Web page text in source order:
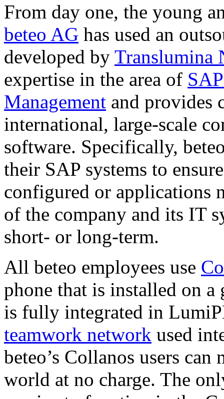
From day one, the young
beteo AG has used an
developed by Translumina
expertise in the area of
Management and provides
international, large-scale
software. Specifically,
their SAP systems to
configured or applications
of the company and its IT
short- or long-term.
All beteo employees use
phone that is installed on
is fully integrated in
teamwork network used
beteo’s Collanos users
world at no charge. The